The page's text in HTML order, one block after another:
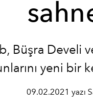
Büşra Develi
yeni bir
09.02.2021 yazı